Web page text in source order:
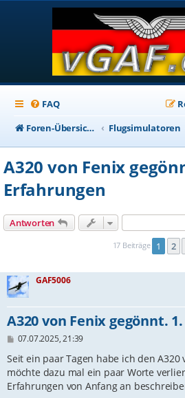
FAQ
Foren-Übersicht
Flugsimulatoren
A320 von Fenix
Erfahrungen
Antworten
17 Beiträge 1 2
GAF5006
A320 von Fenix gegönnt.
B
i
t
r
a
07.07.2025, 21:39
Seit ein paar Tagen habe ich den A320
möchte dazu mal ein paar Worte
Erfahrungen von Anfang an